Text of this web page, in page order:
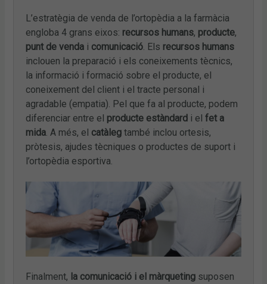
L’estratègia de venda de l’ortopèdia a la farmàcia
engloba 4 grans eixos: recursos humans, producte,
punt de venda i comunicació. Els recursos humans
inclouen la preparació i els coneixements tècnics,
la informació i formació sobre el producte, el
coneixement del client i el tracte personal i
agradable (empatia). Pel que fa al producte, podem
diferenciar entre el producte estàndard i elfet a
mida. A més, el catàlegtambé inclou ortesis,
pròtesis, ajudes tècniques o productes de suport i
l’ortopèdia esportiva.
Finalment, la comunicació i el màrqueting suposen